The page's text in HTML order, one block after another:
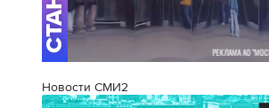
Новости СМИ2